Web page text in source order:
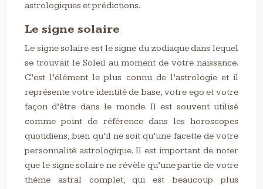
astrologiques et prédictions.
Le signe solaire
Le signe solaire est le signe du zodiaque dans lequel
se trouvait le Soleil au moment de votre naissance.
C’est l’élément le plus connu de l’astrologie et il
représente votre identité de base, votre ego et votre
façon d’être dans le monde. Il est souvent utilisé
comme point de référence dans les horoscopes
quotidiens, bien qu’il ne soit qu’une facette de votre
personnalité astrologique. Il est important de noter
que le signe solaire ne révèle qu’une partie de votre
thème astral complet, qui est beaucoup plus